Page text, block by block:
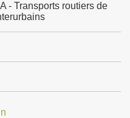
- Transports routiers de